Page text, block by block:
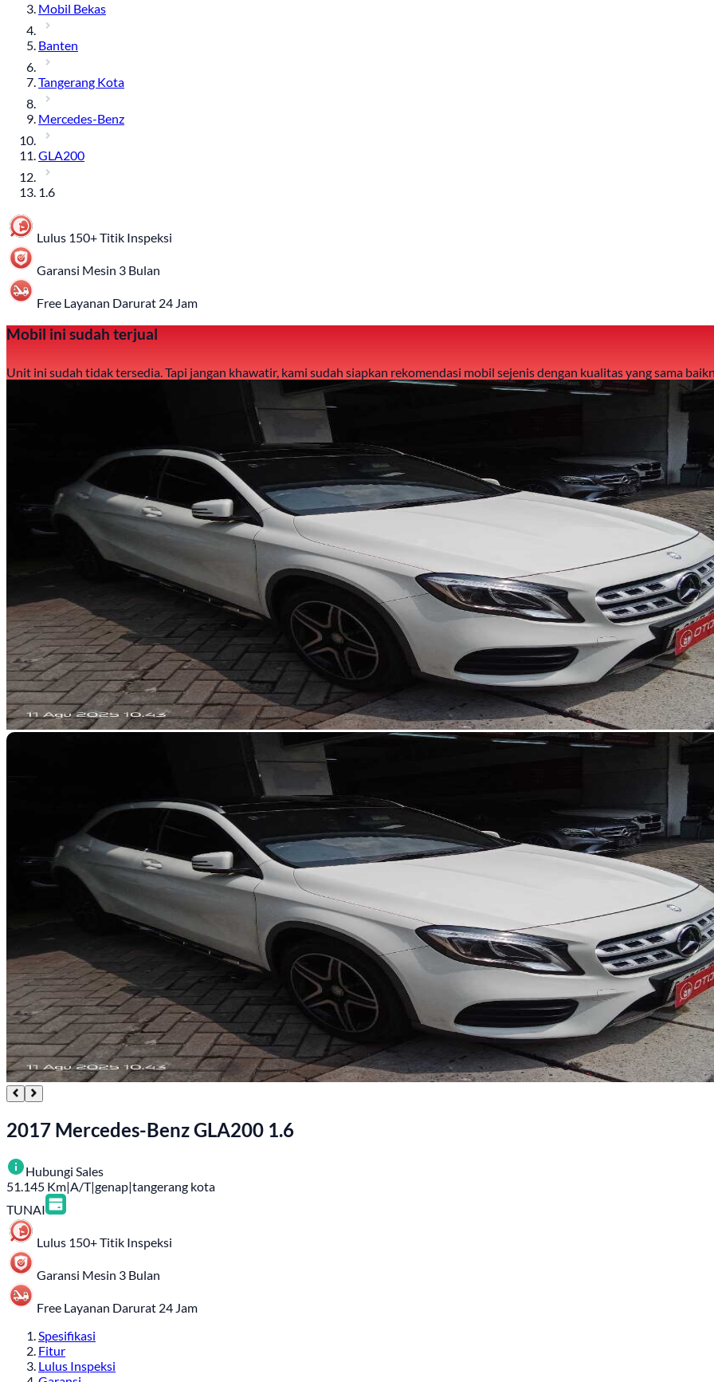
Mobil Bekas
Banten
Tangerang Kota
Mercedes-Benz
GLA200
1.6
Lulus 150+ Titik Inspeksi
Garansi Mesin 3 Bulan
Free Layanan Darurat 24 Jam
Mobil ini sudah terjual
Unit ini sudah tidak tersedia. Tapi jangan khawatir, kami sudah siapkan rekomendasi mobil sejenis dengan kualitas yang sama
2017 Mercedes-Benz GLA200 1.6
Hubungi Sales
51.145 Km|A/T|genap|tangerang kota
TUNAI
Lulus 150+ Titik Inspeksi
Garansi Mesin 3 Bulan
Free Layanan Darurat 24 Jam
Spesifikasi
Fitur
Lulus Inspeksi